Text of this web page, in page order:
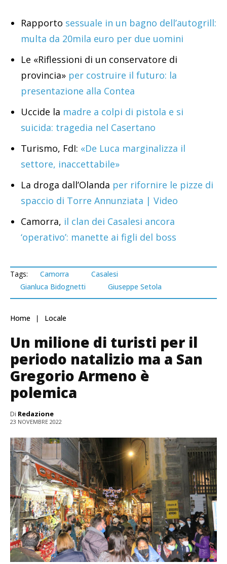
Rapporto sessuale in un bagno dell’autogrill:
multa da 20mila euro per due uomini
Le «Riflessioni di un conservatore di
provincia» per costruire il futuro: la
presentazione alla Contea
Uccide la madre a colpi di pistola e si
suicida: tragedia nel Casertano
Turismo, FdI: «De Luca marginalizza il
settore, inaccettabile»
La droga dall’Olanda per rifornire le pizze di
spaccio di Torre Annunziata | Video
Camorra, il clan dei Casalesi ancora
‘operativo’: manette ai figli del boss
Tags: Camorra
Casalesi
Gianluca Bidognetti
Giuseppe Setola
Home Locale
Un milione di turisti per il
periodo natalizio ma a San
Gregorio Armeno è
polemica
Di Redazione
23 NOVEMBRE 2022